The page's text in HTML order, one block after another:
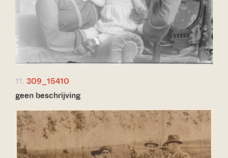
11. 309_15410
geen beschrijving